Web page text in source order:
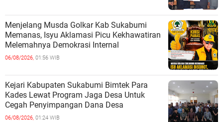
Menjelang Musda Golkar Kab Sukabumi
Memanas, Isyu Aklamasi Picu Kekhawatiran
Melemahnya Demokrasi Internal
06/08/2026, 01:56 WIB
Kejari Kabupaten Sukabumi Bimtek Para
Kades Lewat Program Jaga Desa Untuk
Cegah Penyimpangan Dana Desa
06/08/2026, 01:24 WIB